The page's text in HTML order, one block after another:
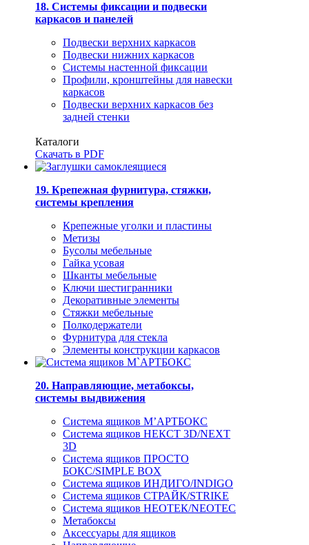
18. Системы фиксации и подвески
каркасов и панелей
Подвески верхних каркасов
Подвески нижних каркасов
Системы настенной фиксации
Профили, кронштейны для навески
каркасов
Подвески верхних каркасов без
задней стенки
Каталоги
Скачать в PDF
19. Крепежная фурнитура, стяжки,
системы крепления
Крепежные уголки и пластины
Метизы
Бусолы мебельные
Гайка усовая
Шканты мебельные
Ключи шестигранники
Декоративные элементы
Стяжки мебельные
Полкодержатели
Фурнитура для стекла
Элементы конструкции каркасов
20. Направляющие, метабоксы,
системы выдвижения
Система ящиков М’АРТБОКС
Система ящиков НЕКСТ 3D/NEXT
3D
Система ящиков ПРОСТО
БОКС/SIMPLE BOX
Система ящиков ИНДИГО/INDIGO
Система ящиков СТРАЙК/STRIKE
Система ящиков НЕОТЕК/NEOTEC
Метабоксы
Аксессуары для ящиков